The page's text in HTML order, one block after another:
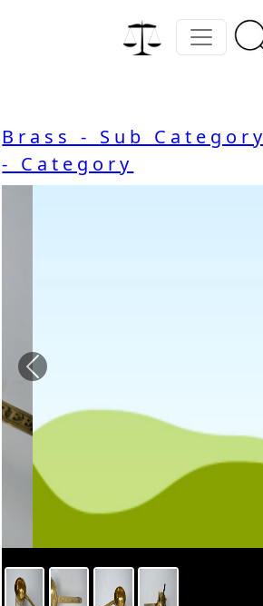
Brass - Sub Category
- Category
Previous